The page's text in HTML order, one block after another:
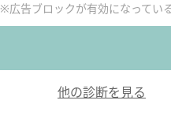
※広告ブロックが有効になってい
他の診断を見る